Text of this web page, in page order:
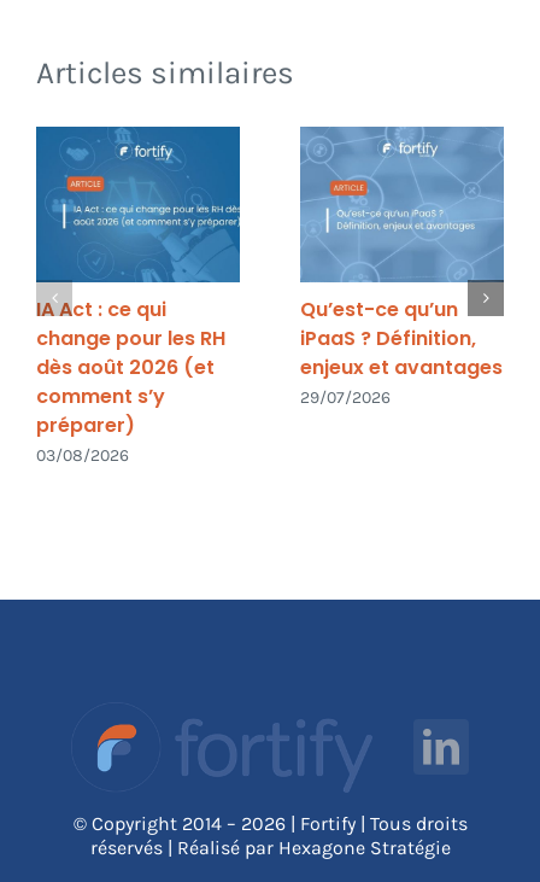
Articles similaires
IA Act : ce qui
change pour les RH
dès août 2026 (et
comment s’y
préparer)
03/08/2026
Qu’est-ce qu’un
iPaaS ? Définition,
enjeux et avantages
29/07/2026
© Copyright 2014 – 2026 | Fortify | Tous droits
réservés | Réalisé par Hexagone Stratégie